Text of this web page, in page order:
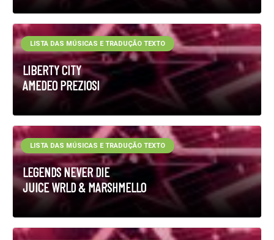
LIBERTY CITY
AMEDEO PREZIOSI
LISTA DAS MÚSICAS E TRADUÇÃO TEXTO
LEGENDS NEVER DIE
JUICE WRLD & MARSHMELLO
LISTA DAS MÚSICAS E TRADUÇÃO TEXTO